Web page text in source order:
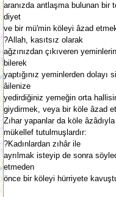
aranızda antlaşma bulunan
diyet
ve bir mü'min köleyi âzad
?Allah, kasıtsız olarak
ağzınızdan çıkıveren
bilerek
yaptığınız yeminlerden
âilenize
yedirdiğiniz yemeğin orta
giydirmek, veya bir köle âzad
Zıhar yapanlar da köle âzâdıyla
mükellef tutulmuşlardır:
?Kadınlardan zıhâr ile
ayrılmak isteyip de sonra
etmeden
önce bir köleyi hürriyete